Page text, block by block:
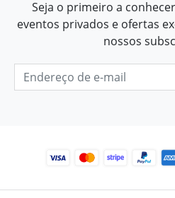
Seja o primeiro a
eventos privados e ofertas
nossos